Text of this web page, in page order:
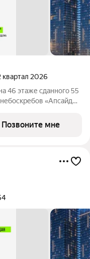
квартал 2026
46 этаже сданного 55
«Апсайд
Номер
Позвоните мне